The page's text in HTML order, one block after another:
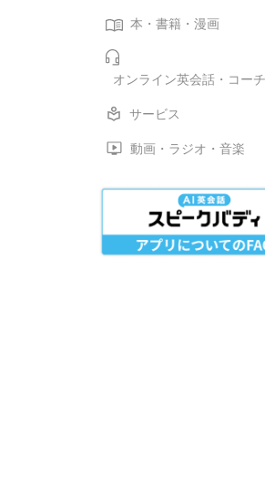
本・書籍・漫画
オンライン英会話・コー
サービス
動画・ラジオ・音楽